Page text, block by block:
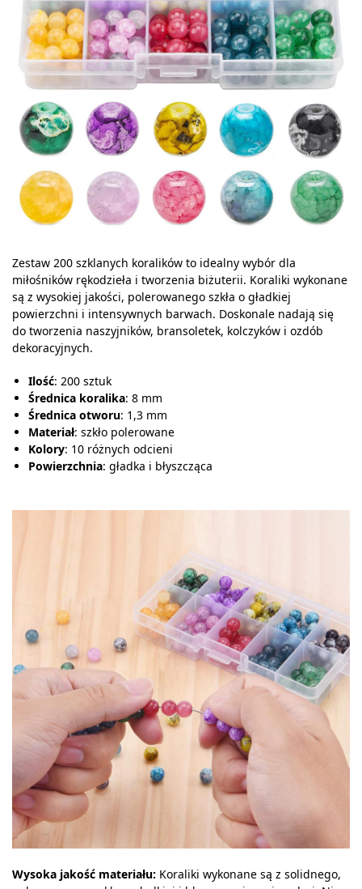
Zestaw 200 szklanych koralików to idealny wybór dla
miłośników rękodzieła i tworzenia biżuterii. Koraliki wykonane
są z wysokiej jakości, polerowanego szkła o gładkiej
powierzchni i intensywnych barwach. Doskonale nadają się
do tworzenia naszyjników, bransoletek, kolczyków i ozdób
dekoracyjnych.
Ilość: 200 sztuk
Średnica koralika: 8 mm
Średnica otworu: 1,3 mm
Materiał: szkło polerowane
Kolory: 10 różnych odcieni
Powierzchnia: gładka i błyszcząca
Wysoka jakość materiału: Koraliki wykonane są z solidnego,